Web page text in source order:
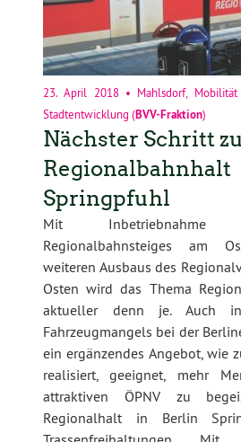
23. April 2018• Mahlsdorf,
Stadtentwicklung (BVV-Fraktion)
Nächster Schritt
Regionalbahnhalt
Springpfuhl
Mit
Regionalbahnsteiges am
weiteren Ausbaus des
Osten wird das Thema
aktueller denn je. Auch
Fahrzeugmangels bei der
ein ergänzendes Angebot, wie
realisiert, geeignet, mehr
attraktiven ÖPNV zu
Regionalhalt in Berlin S